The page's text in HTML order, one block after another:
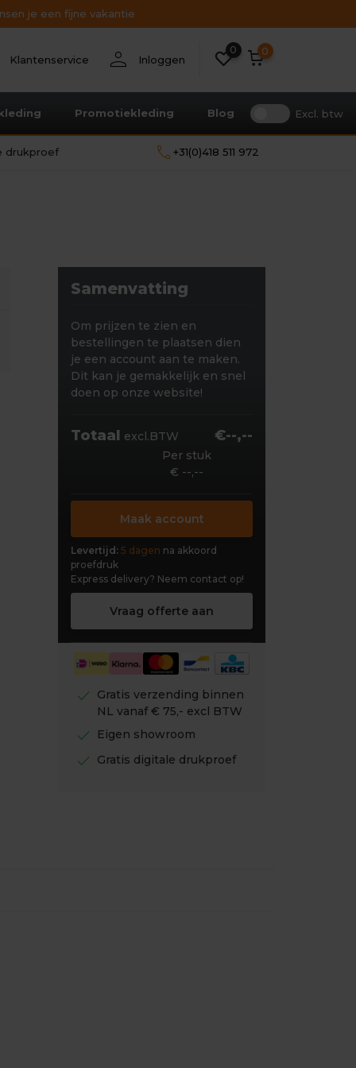
je een fijne vakantie
Klantenservice person Inloggen
0 0
Promotiekleding Blog Excl. btw
drukproef call +31(0)418 511 972
Samenvatting
Om prijzen te zien en
bestellingen te plaatsen dien
je een account aan te maken.
Dit kan je gemakkelijk en snel
doen op onze website!
Totaal excl.BTW €--,--
Per stuk
€ --,--
Maak account
Levertijd: 5 dagen na akkoord
proefdruk
Express delivery? Neem contact op!
Vraag offerte aan
check
Gratis verzending binnen
NL vanaf € 75,- excl BTW
check Eigen showroom
check Gratis digitale drukproef